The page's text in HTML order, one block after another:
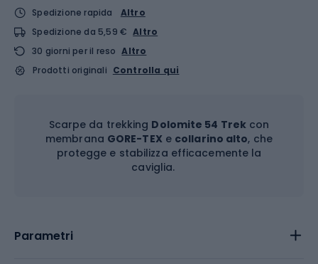
Spedizione rapida
Altro
Spedizione da 5,59 € Altro
30 giorni per il reso Altro
Prodotti originali Controlla qui
Scarpe da trekking Dolomite 54 Trek con
membrana GORE-TEXe collarino alto, che
protegge e stabilizza efficacemente la
caviglia.
Parametri